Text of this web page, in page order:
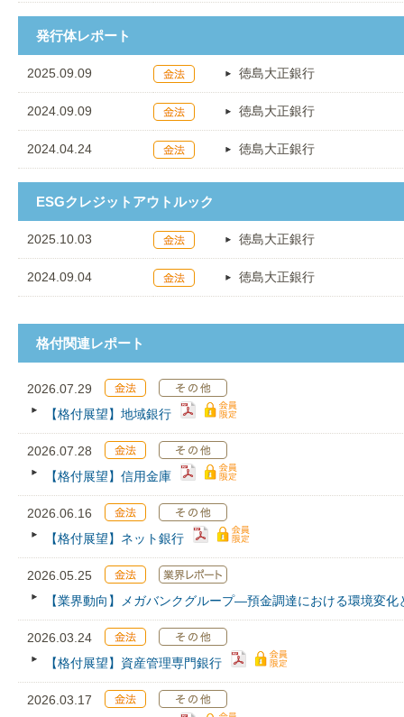
発行体レポート
2025.09.09 徳島大正銀行
2024.09.09 徳島大正銀行
2024.04.24 徳島大正銀行
ESGクレジットアウトルック
2025.10.03 徳島大正銀行
2024.09.04 徳島大正銀行
格付関連レポート
2026.07.29
【格付展望】地域銀行
2026.07.28
【格付展望】信用金庫
2026.06.16
【格付展望】ネット銀行
2026.05.25
【業界動向】メガバンクグループ―預金調達における環境変
2026.03.24
【格付展望】資産管理専門銀行
2026.03.17